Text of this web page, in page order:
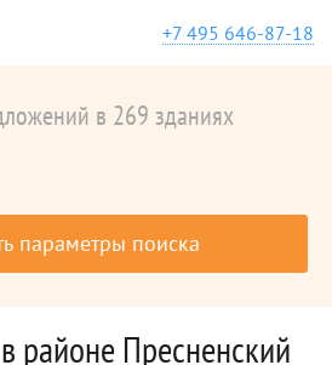
+7 495 646-87-18
в 269 зданиях
параметры поиска
районе Пресненский